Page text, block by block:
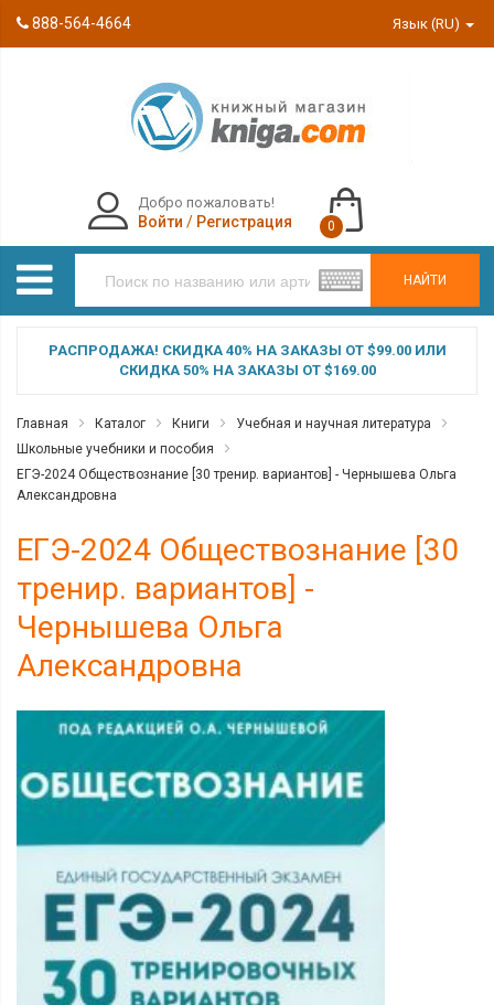
888-564-4664 Язык (RU)
НАЙТИ
Добро пожаловать!
Войти / Регистрация 0
РАСПРОДАЖА! СКИДКА 40% НА ЗАКАЗЫ ОТ $99.00 ИЛИ
СКИДКА 50% НА ЗАКАЗЫ ОТ $169.00
Главная Каталог Книги
Учебная и научная литература
Школьные учебники и пособия
ЕГЭ-2024 Обществознание [30 тренир. вариантов] - Чернышева Ольга
Александровна
ЕГЭ-2024 Обществознание [30
тренир. вариантов] -
Чернышева Ольга
Александровна